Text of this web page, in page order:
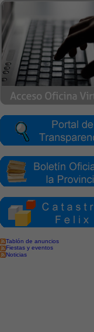
Tablón de anuncios
Fiestas y eventos
Noticias